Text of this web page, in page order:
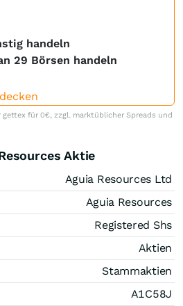
handeln
29 Börsen handeln
gettex für 0€, zzgl. marktüblicher Spreads und
Aktie
Aguia Resources Ltd
Aguia Resources
Registered Shs
Aktien
Stammaktien
A1C58J